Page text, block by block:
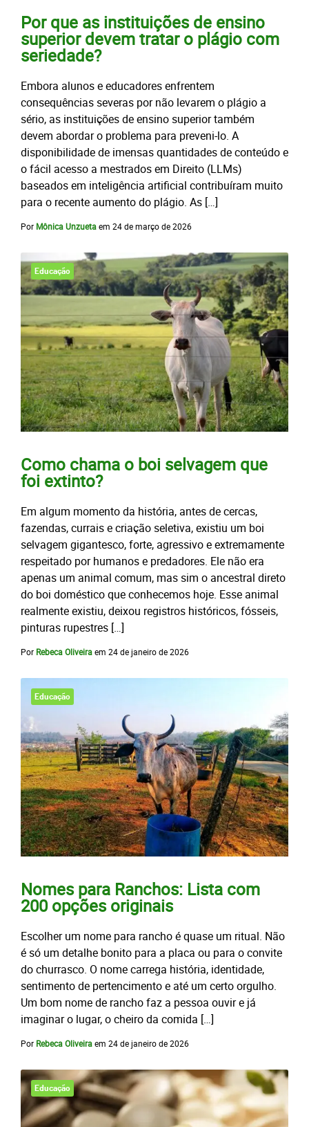
Por que as instituições de ensino
superior devem tratar o plágio com
seriedade?
Embora alunos e educadores enfrentem
consequências severas por não levarem o plágio a
sério, as instituições de ensino superior também
devem abordar o problema para preveni-lo. A
disponibilidade de imensas quantidades de conteúdo e
o fácil acesso a mestrados em Direito (LLMs)
baseados em inteligência artificial contribuíram muito
para o recente aumento do plágio. As […]
Por Mônica Unzuetaem 24 de março de 2026
Educação
Como chama o boi selvagem que
foi extinto?
Em algum momento da história, antes de cercas,
fazendas, currais e criação seletiva, existiu um boi
selvagem gigantesco, forte, agressivo e extremamente
respeitado por humanos e predadores. Ele não era
apenas um animal comum, mas sim o ancestral direto
do boi doméstico que conhecemos hoje. Esse animal
realmente existiu, deixou registros históricos, fósseis,
pinturas rupestres […]
Por Rebeca Oliveiraem 24 de janeiro de 2026
Educação
Nomes para Ranchos: Lista com
200 opções originais
Escolher um nome para rancho é quase um ritual. Não
é só um detalhe bonito para a placa ou para o convite
do churrasco. O nome carrega história, identidade,
sentimento de pertencimento e até um certo orgulho.
Um bom nome de rancho faz a pessoa ouvir e já
imaginar o lugar, o cheiro da comida […]
Por Rebeca Oliveiraem 24 de janeiro de 2026
Educação